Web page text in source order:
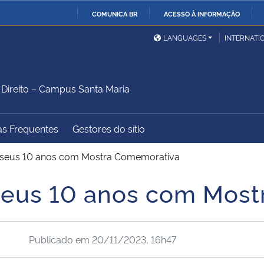
COMUNICA BR ACESSO À INFORMAÇÃO
Ministério da Defesa
Ministério das Relações
Exteriores
Ministério do
Desenvolvimento Regional
Controladoria-Geral da
Advocacia-Geral da União Banco Central do Brasil
LANGUAGES
– Campus Santa Maria
Frequentes Gestores do sítio
10 anos com Mostra Comemorativa
10 anos com
Publicado em 20/11/2023, 16h47